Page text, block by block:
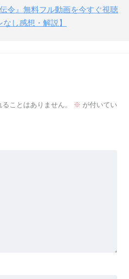
令』無料フル動画を今すぐ視聴
し感想・解説】
ことはありません。 ※ が付いてい